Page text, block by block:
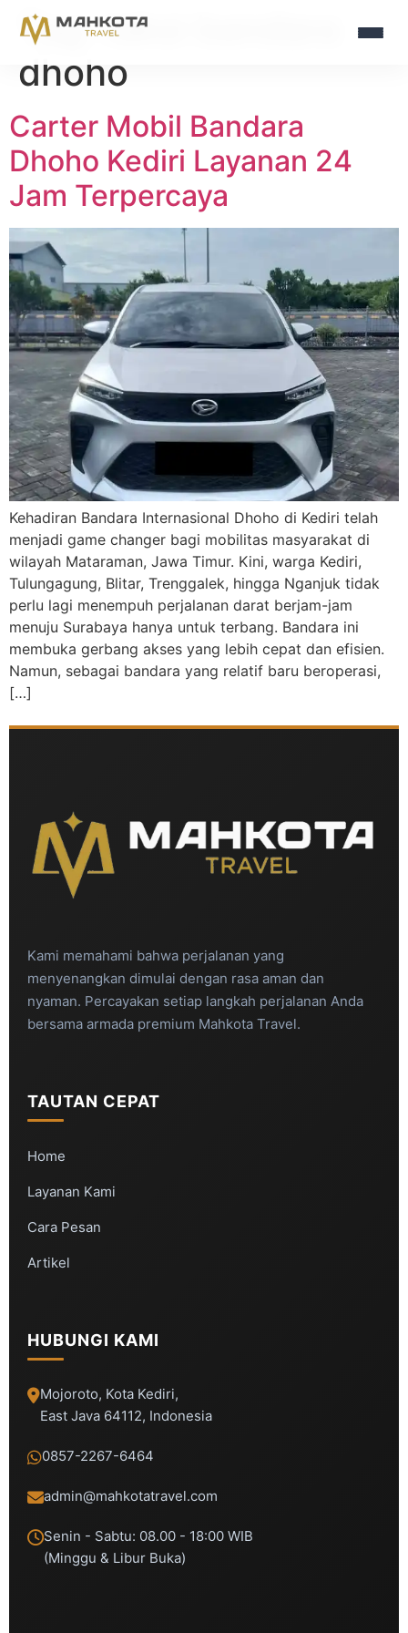
Tag:taksi bandara
dhoho
Carter Mobil Bandara
Dhoho Kediri Layanan 24
Jam Terpercaya
Kehadiran Bandara Internasional Dhoho di Kediri telah
menjadi game changer bagi mobilitas masyarakat di
wilayah Mataraman, Jawa Timur. Kini, warga Kediri,
Tulungagung, Blitar, Trenggalek, hingga Nganjuk tidak
perlu lagi menempuh perjalanan darat berjam-jam
menuju Surabaya hanya untuk terbang. Bandara ini
membuka gerbang akses yang lebih cepat dan efisien.
Namun, sebagai bandara yang relatif baru beroperasi,
[…]
Kami memahami bahwa perjalanan yang
menyenangkan dimulai dengan rasa aman dan
nyaman. Percayakan setiap langkah perjalanan Anda
bersama armada premium Mahkota Travel.
TAUTAN CEPAT
Home
Layanan Kami
Cara Pesan
Artikel
HUBUNGI KAMI
Mojoroto, Kota Kediri,
East Java 64112, Indonesia
0857-2267-6464
admin@mahkotatravel.com
Senin - Sabtu: 08.00 - 18:00 WIB
(Minggu & Libur Buka)